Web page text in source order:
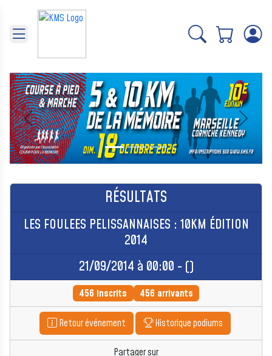
Précédent Suivant
RÉSULTATS
LES FOULEES PELISSANNAISES : 10KM ÉDITION
2014
21/09/2014 à 00:00 - ()
456 inscrits 456 arrivants
Retour événement Historique podiums
Partager sur
Panneau de gestion des cookies